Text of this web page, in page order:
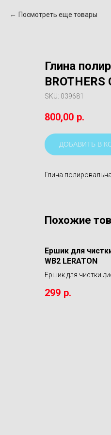
Посмотреть еще товары
Глина
BROTHERS
SKU: 039681
800,00 р.
ДОБАВИТЬ В
Глина
Похожие
Ершик для
WB2 LERATON
Ершик для чистки
299 р.